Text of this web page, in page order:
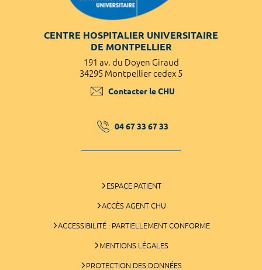
CENTRE HOSPITALIER UNIVERSITAIRE
DE MONTPELLIER
191 av. du Doyen Giraud
34295 Montpellier cedex 5
Contacter le CHU
04 67 33 67 33
ESPACE PATIENT
ACCÈS AGENT CHU
ACCESSIBILITÉ : PARTIELLEMENT CONFORME
MENTIONS LÉGALES
PROTECTION DES DONNÉES